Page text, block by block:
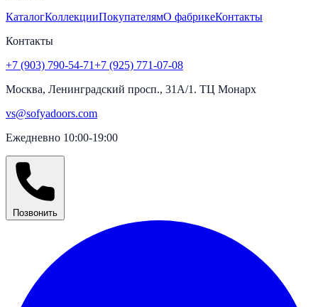
КаталогКоллекцииПокупателямО фабрикеКонтакты
Контакты
+7 (903) 790-54-71+7 (925) 771-07-08
Москва, Ленинградский просп., 31А/1. ТЦ Монарх
vs@sofyadoors.com
Ежедневно 10:00-19:00
Позвонить